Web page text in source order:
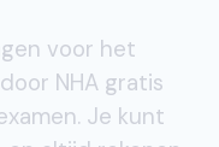
voor het
NHA gratis
Je kunt